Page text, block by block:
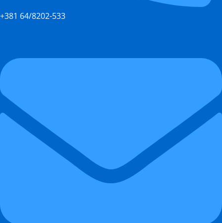
+381 64/8202-533